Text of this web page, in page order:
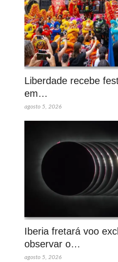
Liberdade recebe
em…
agosto 5, 2026
Iberia fretará voo
observar o…
agosto 5, 2026